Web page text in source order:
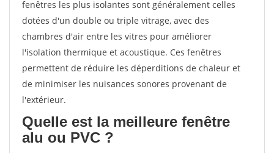
fenêtres les plus isolantes sont généralement celles
dotées d'un double ou triple vitrage, avec des
chambres d'air entre les vitres pour améliorer
l'isolation thermique et acoustique. Ces fenêtres
permettent de réduire les déperditions de chaleur et
de minimiser les nuisances sonores provenant de
l'extérieur.
Quelle est la meilleure fenêtre
alu ou PVC ?